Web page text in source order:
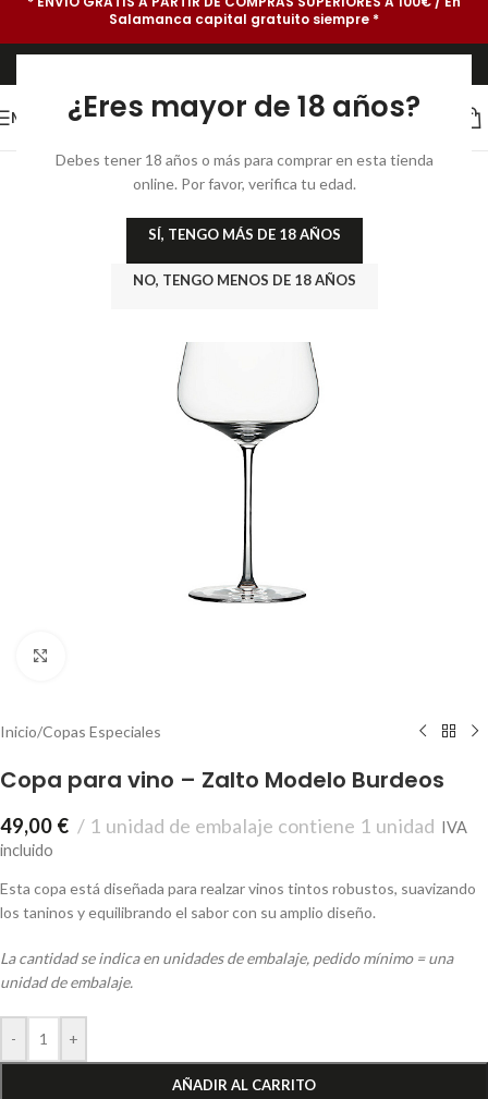
¿Eres mayor de 18 años?
Debes tener 18 años o más para comprar en esta tienda
online. Por favor, verifica tu edad.
SÍ, TENGO MÁS DE 18 AÑOS
NO, TENGO MENOS DE 18 AÑOS
Salamanca capital gratuito siempre *
MENU
Inicio/Copas Especiales
Copa para vino – Zalto Modelo Burdeos
49,00 € 1 unidad de embalaje contiene 1 unidad IVA
incluido
Esta copa está diseñada para realzar vinos tintos robustos, suavizando
los taninos y equilibrando el sabor con su amplio diseño.
La cantidad se indica en unidades de embalaje, pedido mínimo = una
unidad de embalaje.
- +
AÑADIR AL CARRITO